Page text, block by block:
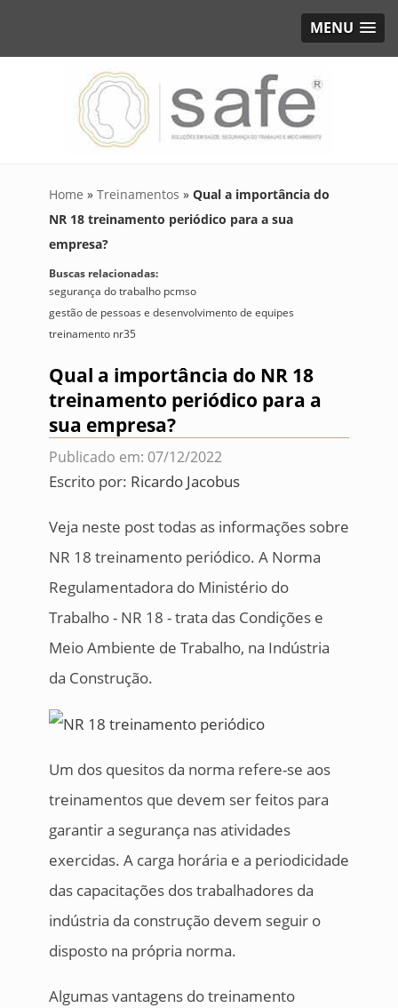
MENU
Home » Treinamentos » Qual a importância do
NR 18 treinamento periódico para a sua
empresa?
Buscas relacionadas:
segurança do trabalho pcmso
gestão de pessoas e desenvolvimento de equipes
treinamento nr35
Qual a importância do NR 18
treinamento periódico para a
sua empresa?
Publicado em: 07/12/2022
Escrito por: Ricardo Jacobus
Veja neste post todas as informações sobre
NR 18 treinamento periódico. A Norma
Regulamentadora do Ministério do
Trabalho - NR 18 - trata das Condições e
Meio Ambiente de Trabalho, na Indústria
da Construção.
Um dos quesitos da norma refere-se aos
treinamentos que devem ser feitos para
garantir a segurança nas atividades
exercidas. A carga horária e a periodicidade
das capacitações dos trabalhadores da
indústria da construção devem seguir o
disposto na própria norma.
Algumas vantagens do treinamento